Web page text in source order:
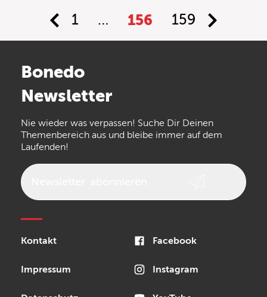
1 … 156 159
Bonedo
Newsletter
Nie wieder was verpassen! Suche Dir Deinen
Themenbereich aus und bleibe immer auf dem
Laufenden!
Kontakt
Impressum
Facebook
Instagram